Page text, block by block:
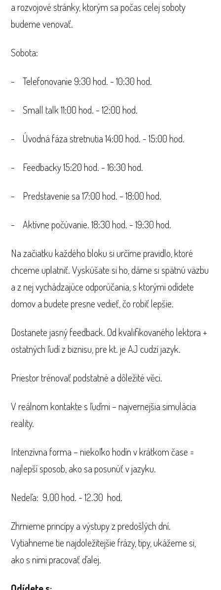
a rozvojové stránky, ktorým sa počas celej soboty
budeme venovať.
Sobota:
- Telefonovanie 9:30 hod. - 10:30 hod.
- Small talk 11:00 hod. - 12:00 hod.
- Úvodná fáza stretnutia 14:00 hod. - 15:00 hod.
- Feedbacky 15:20 hod. - 16:30 hod.
- Predstavenie sa 17:00 hod. - 18:00 hod.
- Aktívne počúvanie. 18:30 hod. - 19:30 hod.
Na začiatku každého bloku si určíme pravidlo, ktoré
chceme uplatniť. Vyskúšate si ho, dáme si spätnú väzbu
a z nej vychádzajúce odporúčania, s ktorými odídete
domov a budete presne vedieť, čo robiť lepšie.
Dostanete jasný feedback. Od kvalifikovaného lektora +
ostatných ľudí z biznisu, pre kt. je AJ cudzí jazyk.
Priestor trénovať podstatné a dôležité věci.
V reálnom kontakte s ľuďmi – najvernejšia simulácia
reality.
Intenzívna forma – niekoľko hodín v krátkom čase =
najlepší sposob, ako sa posunúť v jazyku.
Nedeľa: 9.00 hod. - 12.30 hod.
Zhrnieme princípy a výstupy z predošlých dní.
Vytiahneme tie najdoležitejšie frázy, tipy, ukážeme si,
ako s nimi pracovať ďalej.